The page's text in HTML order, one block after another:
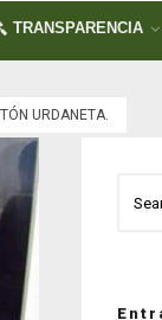
TRANSPARENCIA
URDANETA.